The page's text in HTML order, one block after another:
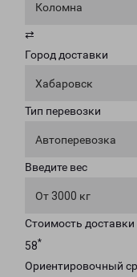
Коломна
⇄
Город доставки
Хабаровск
Тип перевозки
Автоперевозка
Введите вес
От 3000 кг
Стоимость
58*
Ориентировочный